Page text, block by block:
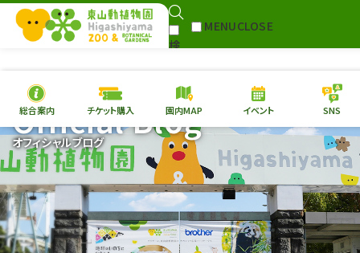
検
MENUCLOSE
本日の開園情報 チケ
園内MAP イベント
総合案内
動物園 植物園
総合案内 チケット購入 園内MAP イベント SNS
オフィシャルブログ
Official Blog